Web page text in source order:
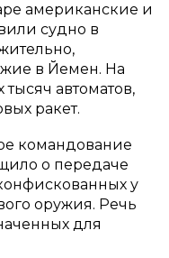
американские и
судно в
в Йемен. На
автоматов,
ракет.
командование
о передаче
у
оружия. Речь
для